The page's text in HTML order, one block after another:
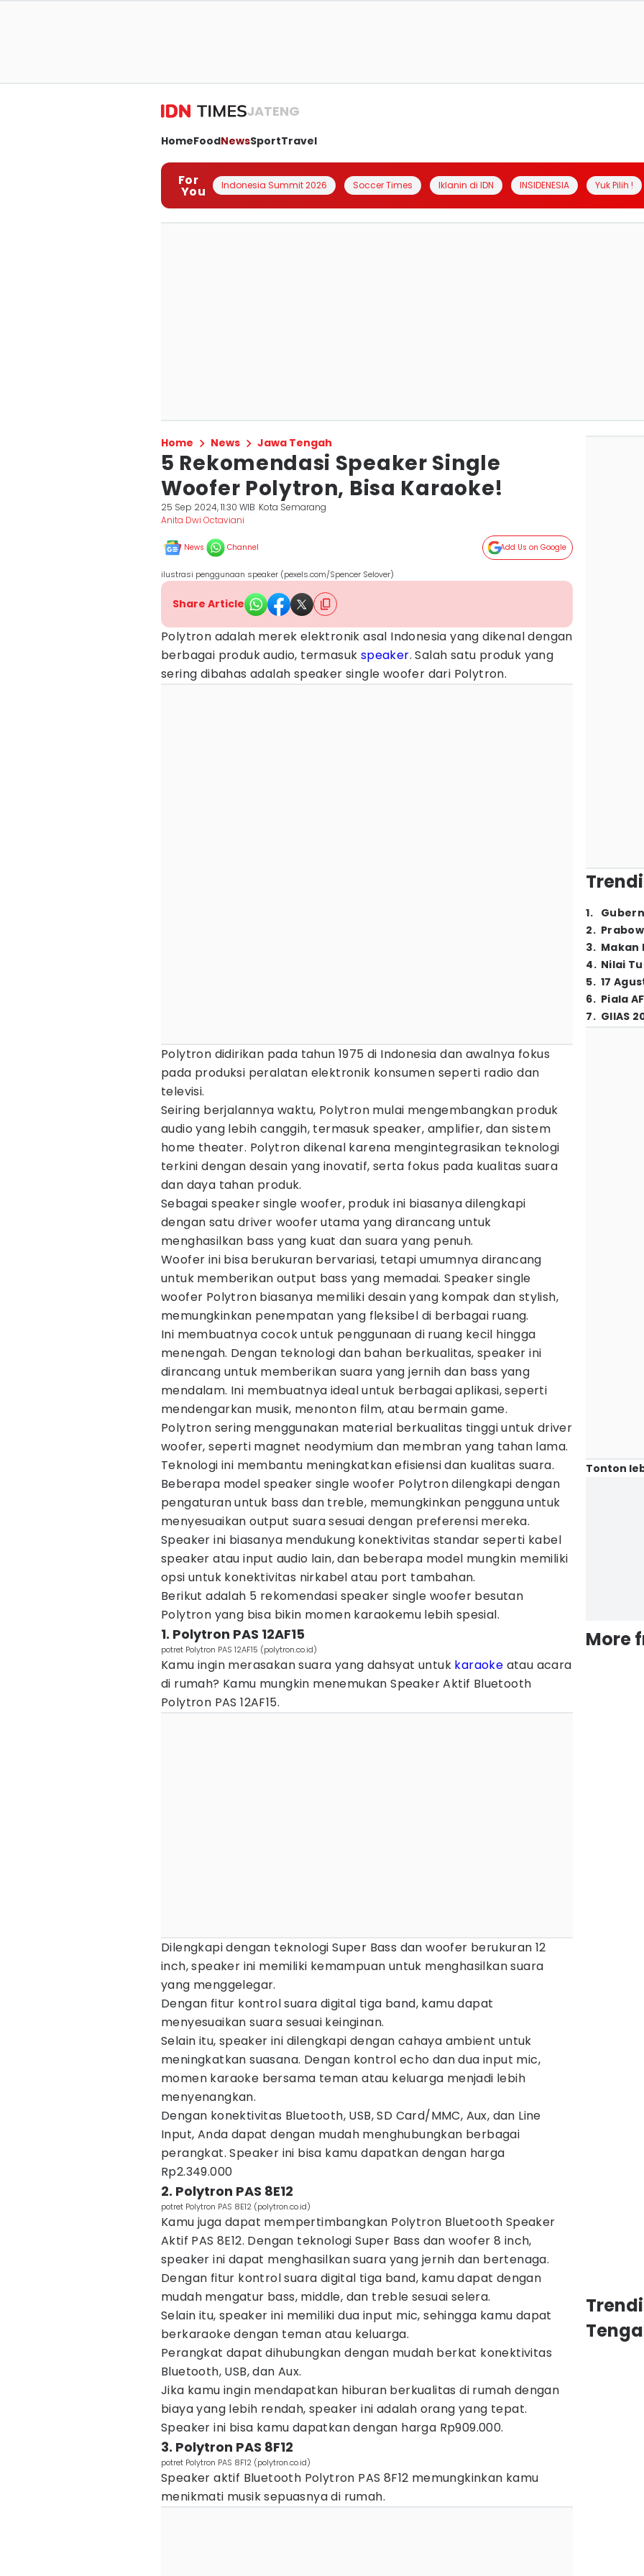
JATENG
HomeFoodNewsSportTravel
For
You Indonesia Summit 2026 Soccer Times Iklanin di IDN INSIDENESIA Yuk Pilih !
Home News Jawa Tengah
5 Rekomendasi Speaker Single
Woofer Polytron, Bisa Karaoke!
25 Sep 2024, 11:30 WIB Kota Semarang
Anita Dwi Octaviani
News Channel Add Us on Google
ilustrasi penggunaan speaker (pexels.com/Spencer Selover)
Share Article
Polytron adalah merek elektronik asal Indonesia yang dikenal dengan
berbagai produk audio, termasuk speaker. Salah satu produk yang
sering dibahas adalah speaker single woofer dari Polytron.
Polytron didirikan pada tahun 1975 di Indonesia dan awalnya fokus
pada produksi peralatan elektronik konsumen seperti radio dan
televisi.
Seiring berjalannya waktu, Polytron mulai mengembangkan produk
audio yang lebih canggih, termasuk speaker, amplifier, dan sistem
home theater. Polytron dikenal karena mengintegrasikan teknologi
terkini dengan desain yang inovatif, serta fokus pada kualitas suara
dan daya tahan produk.
Sebagai speaker single woofer, produk ini biasanya dilengkapi
dengan satu driver woofer utama yang dirancang untuk
menghasilkan bass yang kuat dan suara yang penuh.
Woofer ini bisa berukuran bervariasi, tetapi umumnya dirancang
untuk memberikan output bass yang memadai. Speaker single
woofer Polytron biasanya memiliki desain yang kompak dan stylish,
memungkinkan penempatan yang fleksibel di berbagai ruang.
Ini membuatnya cocok untuk penggunaan di ruang kecil hingga
menengah. Dengan teknologi dan bahan berkualitas, speaker ini
dirancang untuk memberikan suara yang jernih dan bass yang
mendalam. Ini membuatnya ideal untuk berbagai aplikasi, seperti
mendengarkan musik, menonton film, atau bermain game.
Polytron sering menggunakan material berkualitas tinggi untuk driver
woofer, seperti magnet neodymium dan membran yang tahan lama.
Teknologi ini membantu meningkatkan efisiensi dan kualitas suara.
Beberapa model speaker single woofer Polytron dilengkapi dengan
pengaturan untuk bass dan treble, memungkinkan pengguna untuk
menyesuaikan output suara sesuai dengan preferensi mereka.
Speaker ini biasanya mendukung konektivitas standar seperti kabel
speaker atau input audio lain, dan beberapa model mungkin memiliki
opsi untuk konektivitas nirkabel atau port tambahan.
Berikut adalah 5 rekomendasi speaker single woofer besutan
Polytron yang bisa bikin momen karaokemu lebih spesial.
1. Polytron PAS 12AF15
potret Polytron PAS 12AF15 (polytron.co.id)
Kamu ingin merasakan suara yang dahsyat untuk karaoke atau acara
di rumah? Kamu mungkin menemukan Speaker Aktif Bluetooth
Polytron PAS 12AF15.
Dilengkapi dengan teknologi Super Bass dan woofer berukuran 12
inch, speaker ini memiliki kemampuan untuk menghasilkan suara
yang menggelegar.
Dengan fitur kontrol suara digital tiga band, kamu dapat
menyesuaikan suara sesuai keinginan.
Selain itu, speaker ini dilengkapi dengan cahaya ambient untuk
meningkatkan suasana. Dengan kontrol echo dan dua input mic,
momen karaoke bersama teman atau keluarga menjadi lebih
menyenangkan.
Dengan konektivitas Bluetooth, USB, SD Card/MMC, Aux, dan Line
Input, Anda dapat dengan mudah menghubungkan berbagai
perangkat. Speaker ini bisa kamu dapatkan dengan harga
Rp2.349.000
2. Polytron PAS 8E12
potret Polytron PAS 8E12 (polytron.co.id)
Kamu juga dapat mempertimbangkan Polytron Bluetooth Speaker
Aktif PAS 8E12. Dengan teknologi Super Bass dan woofer 8 inch,
speaker ini dapat menghasilkan suara yang jernih dan bertenaga.
Dengan fitur kontrol suara digital tiga band, kamu dapat dengan
mudah mengatur bass, middle, dan treble sesuai selera.
Selain itu, speaker ini memiliki dua input mic, sehingga kamu dapat
berkaraoke dengan teman atau keluarga.
Perangkat dapat dihubungkan dengan mudah berkat konektivitas
Bluetooth, USB, dan Aux.
Jika kamu ingin mendapatkan hiburan berkualitas di rumah dengan
biaya yang lebih rendah, speaker ini adalah orang yang tepat.
Speaker ini bisa kamu dapatkan dengan harga Rp909.000.
3. Polytron PAS 8F12
potret Polytron PAS 8F12 (polytron.co.id)
Speaker aktif Bluetooth Polytron PAS 8F12 memungkinkan kamu
menikmati musik sepuasnya di rumah.
1.
2.
3. Makan
4. Nilai
5. 17
6. Piala
7. GIIAS
Tonton
More